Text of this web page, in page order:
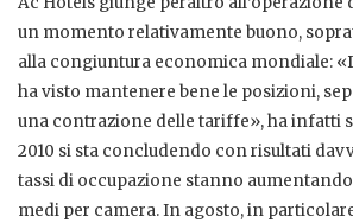
un momento relativamente buono,
alla congiuntura economica mondiale:
ha visto mantenere bene le posizioni,
una contrazione delle tariffe», ha infatti
2010 si sta concludendo con risultati
tassi di occupazione stanno
medi per camera. In agosto, in